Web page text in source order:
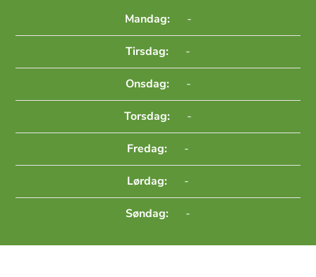
Mandag: -
Tirsdag: -
Onsdag: -
Torsdag: -
Fredag: -
Lørdag: -
Søndag: -